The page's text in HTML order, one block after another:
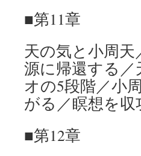
■第11章
天の気と小周
源に帰還する
オの5段階／小
がる／瞑想を収
■第12章